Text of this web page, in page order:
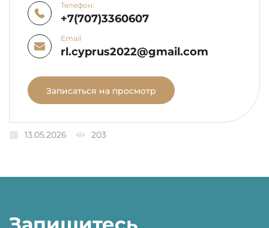
Телефон:
+7(707)3360607
Email
rl.cyprus2022@gmail.com
Записаться на просмотр
13.05.2026 203